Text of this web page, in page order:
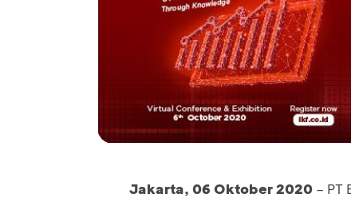
Jakarta, 06 Oktober 2020 –